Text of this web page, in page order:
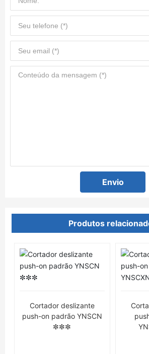
Envio
Produtos
Cortador deslizante
push-on padrão YNSCN
✼✼✼